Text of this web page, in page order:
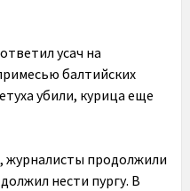
усач на
балтийских
убили, курица еще
журналисты продолжили
нести пургу. В